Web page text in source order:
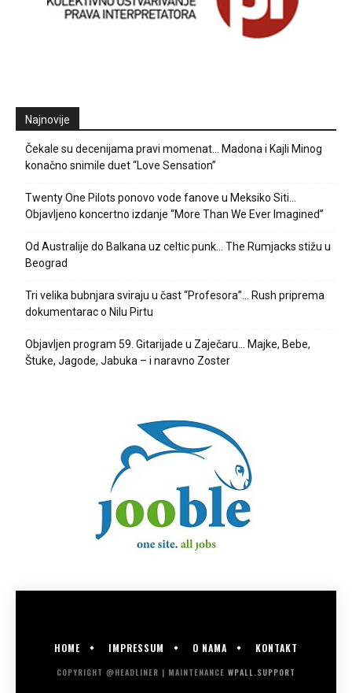
Najnovije
Čekale su decenijama pravi momenat… Madona i Kajli Minog
konačno snimile duet “Love Sensation”
Twenty One Pilots ponovo vode fanove u Meksiko Siti…
Objavljeno koncertno izdanje “More Than We Ever Imagined”
Od Australije do Balkana uz celtic punk… The Rumjacks stižu u
Beograd
Tri velika bubnjara sviraju u čast “Profesora”… Rush priprema
dokumentarac o Nilu Pirtu
Objavljen program 59. Gitarijade u Zaječaru… Majke, Bebe,
Štuke, Jagode, Jabuka – i naravno Zoster
HOME IMPRESSUM O NAMA KONTAKT
COPYRIGHT @HEADLINER | MAINTENANCE WPALL.SUPPORT